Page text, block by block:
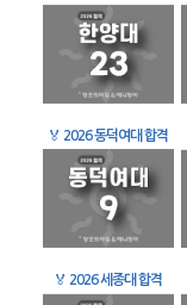
🏅 2026 동덕여대 합격
🏅 2026 세종대 합격